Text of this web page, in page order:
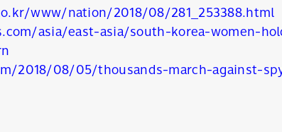
www/nation/2018/08/281_253388.html
asia/east-asia/south-korea-women-
2018/08/05/thousands-march-against-